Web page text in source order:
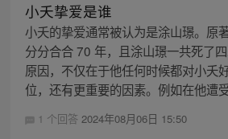
小夭挚爱是谁
小夭的挚爱通常被认为是涂山璟。原
分分合合 70 年，且涂山璟一共死了
原因，不仅在于他任何时候都对小夭
位，还有更重要的因素。例如在他遭
1 个回答 2024年08月06日 15:50